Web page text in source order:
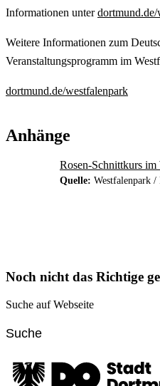
Informationen unter
Weitere Informationen zum
Veranstaltungsprogramm im
dortmund.de/westfalenpark
Anhänge
Rosen-Schnittkurs
Quelle: Westfalenpark
Noch nicht das Richtige
Suche auf Webseite